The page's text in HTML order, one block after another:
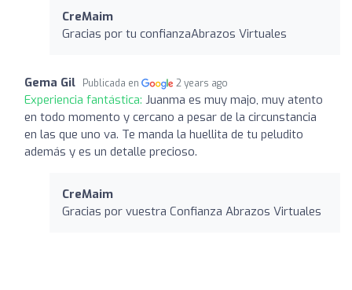
CreMaim
Gracias por tu confianzaAbrazos Virtuales
Gema Gil Publicada en 2 years ago
Experiencia fantástica: Juanma es muy majo, muy atento
en todo momento y cercano a pesar de la circunstancia
en las que uno va. Te manda la huellita de tu peludito
además y es un detalle precioso.
CreMaim
Gracias por vuestra Confianza Abrazos Virtuales